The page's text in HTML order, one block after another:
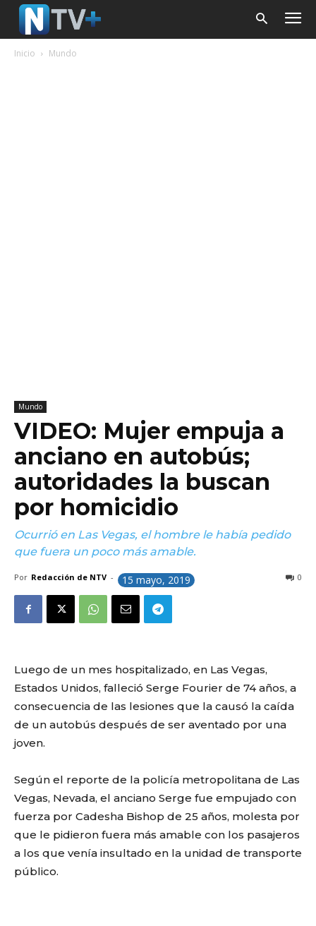
Inicio Mundo
Mundo
VIDEO: Mujer empuja a
anciano en autobús;
autoridades la buscan
por homicidio
Ocurrió en Las Vegas, el hombre le había pedido
que fuera un poco más amable.
Por Redacción de NTV - 15 mayo, 2019 0
Luego de un mes hospitalizado, en Las Vegas,
Estados Unidos, falleció Serge Fourier de 74 años, a
consecuencia de las lesiones que la causó la caída
de un autobús después de ser aventado por una
joven.
Según el reporte de la policía metropolitana de Las
Vegas, Nevada, el anciano Serge fue empujado con
fuerza por Cadesha Bishop de 25 años, molesta por
que le pidieron fuera más amable con los pasajeros
a los que venía insultado en la unidad de transporte
público.